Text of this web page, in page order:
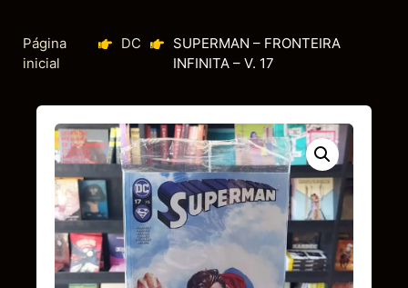
Página
inicial
DC
SUPERMAN – FRONTEIRA
INFINITA – V. 17